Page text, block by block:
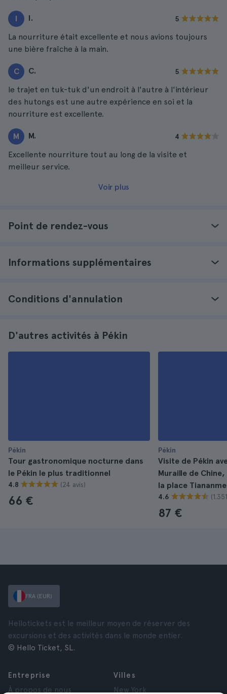
I I. 5
La nourriture était excellente et nous avions toujours
une bière fraîche à la main.
C C. 5
le trajet en tuk-tuk d'un endroit à l'autre à l'intérieur
des hutongs est une autre expérience en soi et la
nourriture est excellente.
M M. 4
Excellente nourriture tout au long de la visite et
meilleur service.
Voir plus
Point de rendez-vous
Informations supplémentaires
Conditions d'annulation
D'autres activités à Pékin
Pékin
Tour gastronomique nocturne dans
le Pékin le plus traditionnel
4.8 (24 avis)
66 €
Pékin
Visite de Pékin
Muraille de
la place
4.6
87 €
FRA (EUR)
Hellotickets est le meilleur moyen de réserver des
excursions et des activités dans le monde entier.
© Hello Ticket, SL.
Entreprise
À propos de nous
Villes
New York